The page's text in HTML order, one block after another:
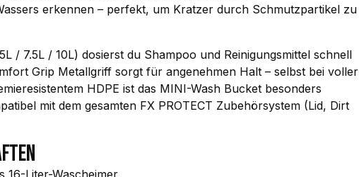
erkennen – perfekt, um Kratzer durch Schmutzpartikel zu
/ 7.5L / 10L) dosierst du Shampoo und Reinigungsmittel schnell
Grip Metallgriff sorgt für angenehmen Halt – selbst bei voller
HDPE ist das MINI-Wash Bucket besonders
mit dem gesamten FX PROTECT Zubehörsystem (Lid, Dirt
16-Liter-Wasch­eimer